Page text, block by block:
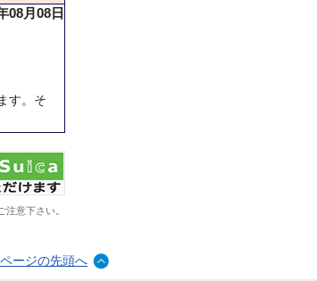
08月08日
す。そ
意下さい。
ページの先頭へ